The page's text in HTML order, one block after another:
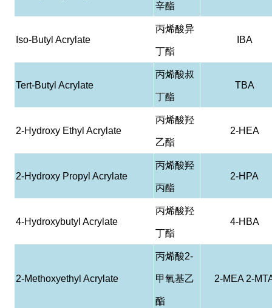
辛酯
Iso-Butyl Acrylate
丙烯酸异
丁酯
IBA
Tert-Butyl Acrylate
丙烯酸叔
丁酯
TBA
2-Hydroxy Ethyl Acrylate
丙烯酸羟
乙酯
2-HEA
2-Hydroxy Propyl Acrylate
丙烯酸羟
丙酯
2-HPA
4-Hydroxybutyl Acrylate
丙烯酸羟
丁酯
4-HBA
2-Methoxyethyl Acrylate
丙烯酸2-
甲氧基乙
酯
2-MEA 2-